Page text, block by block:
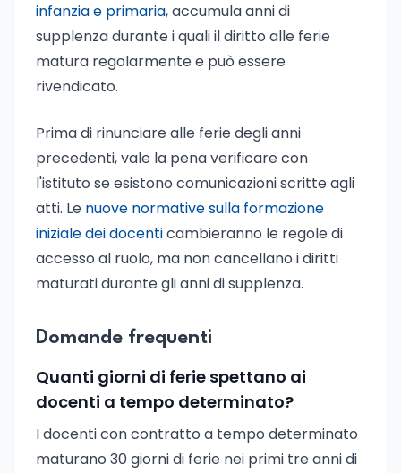
infanzia e primaria, accumula anni di
supplenza durante i quali il diritto alle ferie
matura regolarmente e può essere
rivendicato.
Prima di rinunciare alle ferie degli anni
precedenti, vale la pena verificare con
l'istituto se esistono comunicazioni scritte agli
atti. Le nuove normative sulla formazione
iniziale dei docenticambieranno le regole di
accesso al ruolo, ma non cancellano i diritti
maturati durante gli anni di supplenza.
Domande frequenti
Quanti giorni di ferie spettano ai
docenti a tempo determinato?
I docenti con contratto a tempo determinato
maturano 30 giorni di ferie nei primi tre anni di